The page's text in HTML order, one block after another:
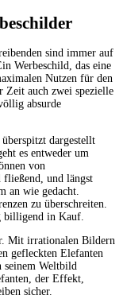
sind immer auf
Werbeschild, das eine
Nutzen für den
Zeit auch zwei spezielle
absurde
dargestellt
es entweder um
von
fließend, und längst
an wie gedacht.
zu überschreiten.
billigend in Kauf.
Mit irrationalen Bildern
gefleckten Elefanten
Weltbild
der Effekt,
sicher.